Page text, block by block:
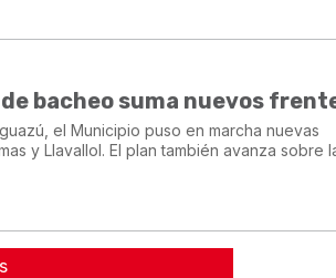
bacheo suma nuevos
el Municipio puso en marcha nuevas
y Llavallol. El plan también avanza sobre